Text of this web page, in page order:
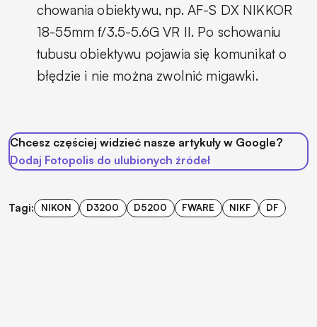
chowania obiektywu, np. AF-S DX NIKKOR
18-55mm f/3.5-5.6G VR II. Po schowaniu
tubusu obiektywu pojawia się komunikat o
błędzie i nie można zwolnić migawki.
Chcesz częściej widzieć nasze artykuły w Google?
Dodaj Fotopolis do ulubionych źródeł
Tagi: NIKON D3200 D5200 FWARE NIKF DF